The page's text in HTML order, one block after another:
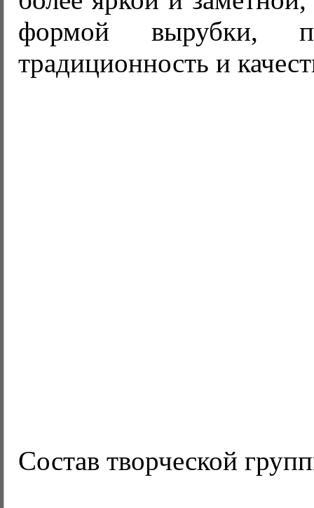
формой вырубки,
традиционность и
Состав творческой